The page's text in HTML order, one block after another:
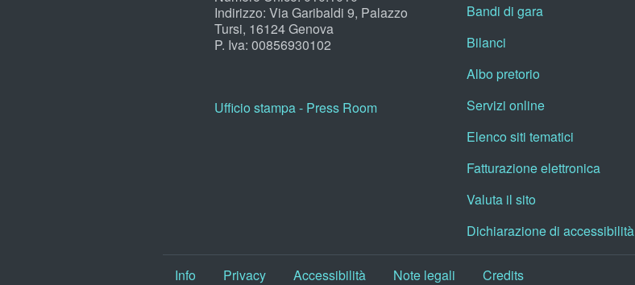
Indirizzo: Via Garibaldi 9, Palazzo
Tursi, 16124 Genova
P. Iva: 00856930102
Ufficio stampa - Press Room
Bandi di gara
Bilanci
Albo pretorio
Servizi online
Elenco siti tematici
Fatturazione elettronica
Valuta il sito
Dichiarazione di accessibilità
Info Privacy Accessibilità Note legali Credits